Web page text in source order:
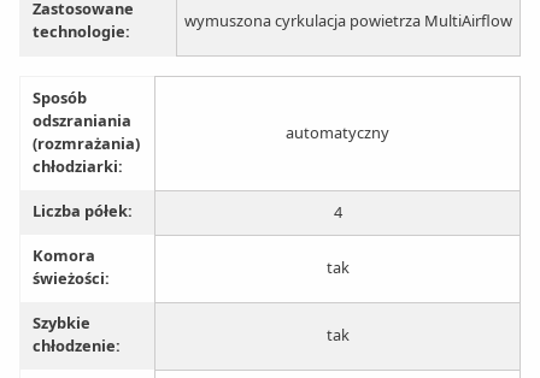
Zastosowane
technologie:
wymuszona cyrkulacja powietrza MultiAirflow
Sposób
odszraniania
(rozmrażania)
chłodziarki:
automatyczny
Liczba półek:
4
Komora
świeżości:
tak
Szybkie
chłodzenie:
tak